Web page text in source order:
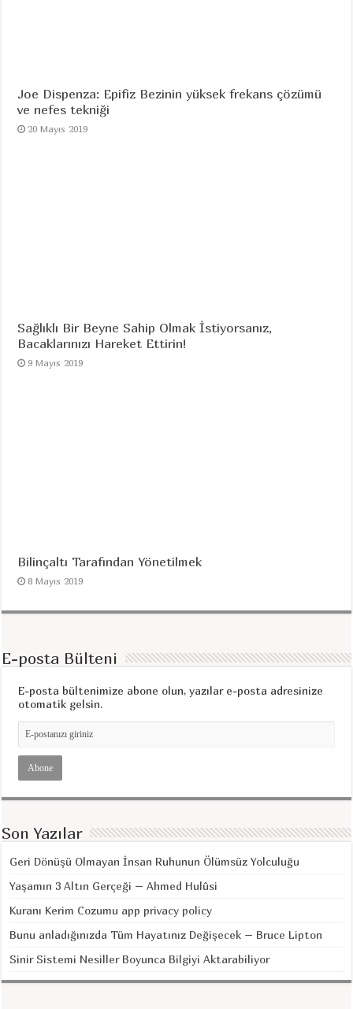
Joe Dispenza: Epifiz Bezinin yüksek frekans çözümü
ve nefes tekniği
20 Mayıs 2019
Sağlıklı Bir Beyne Sahip Olmak İstiyorsanız,
Bacaklarınızı Hareket Ettirin!
9 Mayıs 2019
Bilinçaltı Tarafından Yönetilmek
8 Mayıs 2019
E-posta Bülteni
E-posta bültenimize abone olun, yazılar e-posta adresinize
otomatik gelsin.
Son Yazılar
Geri Dönüşü Olmayan İnsan Ruhunun Ölümsüz Yolculuğu
Yaşamın 3 Altın Gerçeği – Ahmed Hulûsi
Kuranı Kerim Cozumu app privacy policy
Bunu anladığınızda Tüm Hayatınız Değişecek – Bruce Lipton
Sinir Sistemi Nesiller Boyunca Bilgiyi Aktarabiliyor